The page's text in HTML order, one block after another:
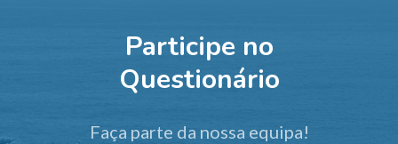
Participe no
Questionário
Faça parte da nossa equipa!